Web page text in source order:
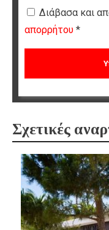
Διάβασα και
απορρήτου *
Σχετικές